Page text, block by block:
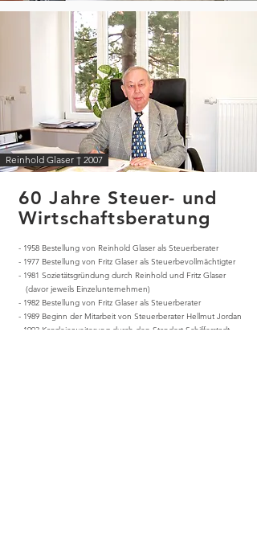
Reinhold Glaser † 2007
60 Jahre Steuer- und
Wirtschaftsberatung
- 1958 Bestellung von Reinhold Glaser als Steuerberater
- 1977 Bestellung von Fritz Glaser als Steuerbevollmächtigter
- 1981 Sozietätsgründung durch Reinhold und Fritz Glaser
(davor jeweils Einzelunternehmen)
- 1982 Bestellung von Fritz Glaser als Steuerberater
- 1989 Beginn der Mitarbeit von Steuerberater Hellmut Jordan
- 1993 Kanzleierweiterung durch den Standort Schifferstadt